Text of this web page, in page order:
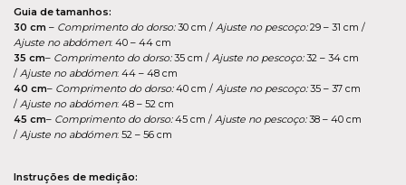
Guia de tamanhos:
30 cm – Comprimento do dorso:30 cm / Ajuste no pescoço:29 – 31 cm /
Ajuste no abdómen: 40 – 44 cm
35 cm– Comprimento do dorso:35 cm / Ajuste no pescoço:32 – 34 cm
/ Ajuste no abdómen: 44 – 48 cm
40 cm– Comprimento do dorso:40 cm / Ajuste no pescoço:35 – 37 cm
/ Ajuste no abdómen: 48 – 52 cm
45 cm– Comprimento do dorso:45 cm / Ajuste no pescoço:38 – 40 cm
/ Ajuste no abdómen: 52 – 56 cm
Instruções de medição: